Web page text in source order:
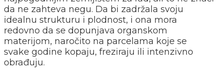
da ne zahteva negu. Da bi zadržala svoju
idealnu strukturu i plodnost, i ona mora
redovno da se dopunjava organskom
materijom, naročito na parcelama koje se
svake godine kopaju, freziraju ili intenzivno
obrađuju.